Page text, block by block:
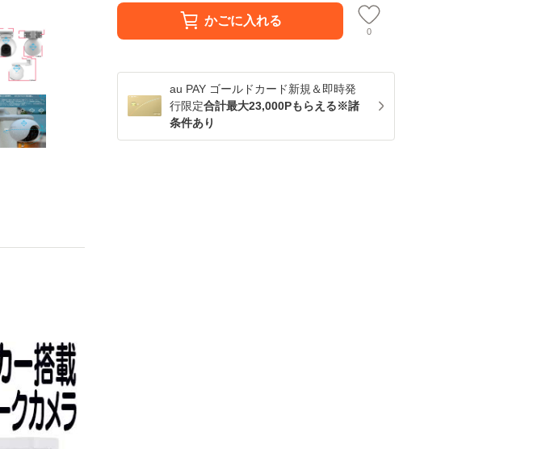
かごに入れる
0
au PAY ゴールドカード新規＆即時発
行限定合計最大23,000Pもらえる※諸
条件あり